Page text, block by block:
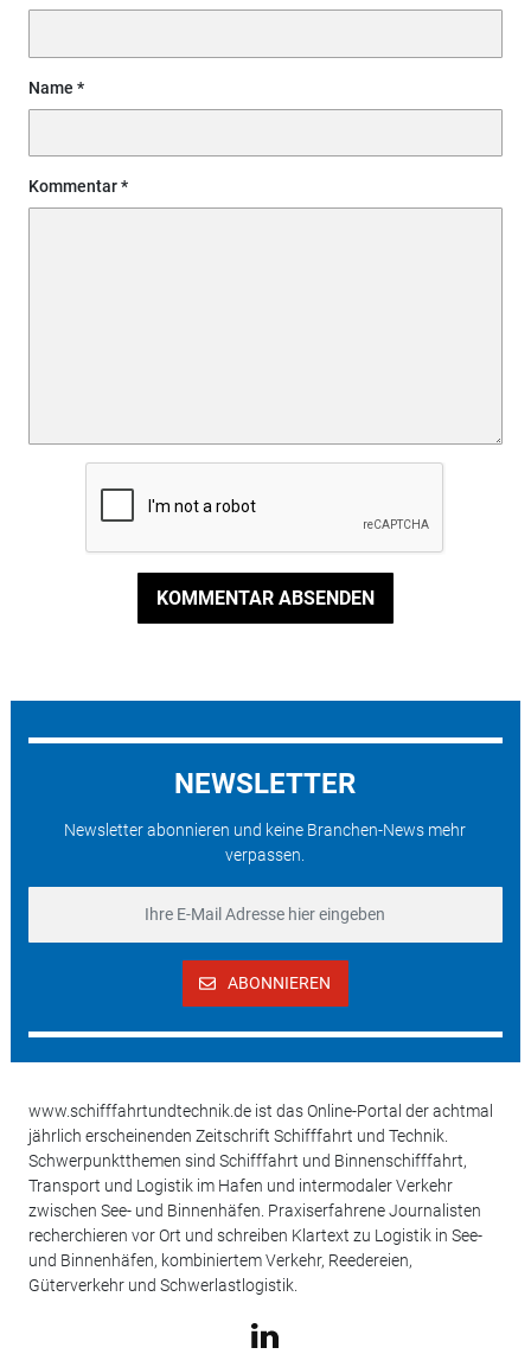
Name
Kommentar
KOMMENTAR ABSENDEN
NEWSLETTER
Newsletter abonnieren und keine Branchen-News mehr
verpassen.
ABONNIEREN
www.schifffahrtundtechnik.de ist das Online-Portal der achtmal
jährlich erscheinenden Zeitschrift Schifffahrt und Technik.
Schwerpunktthemen sind Schifffahrt und Binnenschifffahrt,
Transport und Logistik im Hafen und intermodaler Verkehr
zwischen See- und Binnenhäfen. Praxiserfahrene Journalisten
recherchieren vor Ort und schreiben Klartext zu Logistik in See-
und Binnenhäfen, kombiniertem Verkehr, Reedereien,
Güterverkehr und Schwerlastlogistik.